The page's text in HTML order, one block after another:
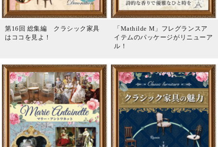
第16回 総集編 クラシック家具
はココを見よ！
「Mathilde M」フレグランスア
イテムのパッケージがリニューア
ル！